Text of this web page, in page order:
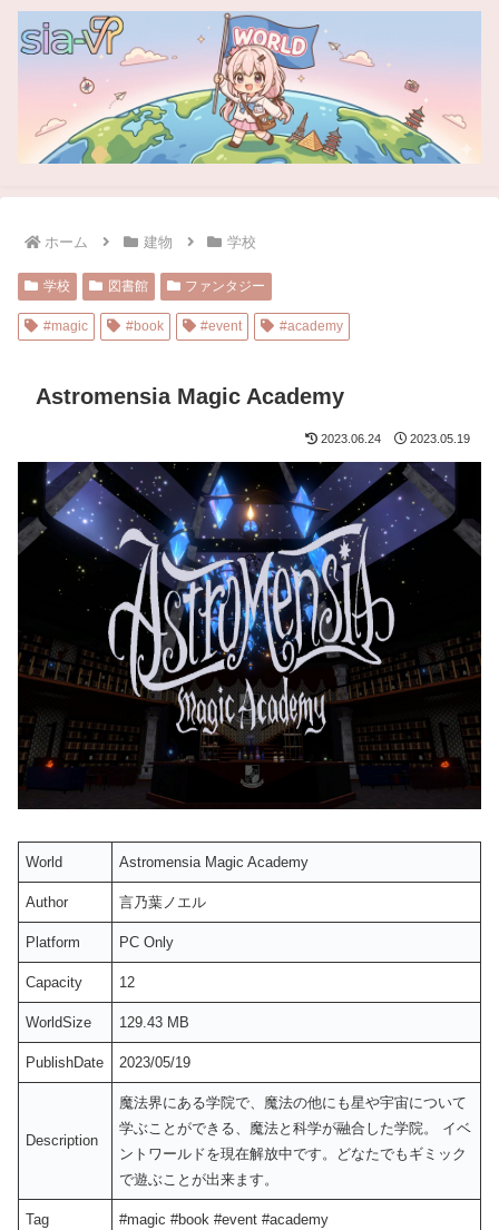
ホーム 建物 学校
学校 図書館 ファンタジー
#magic #book #event #academy
Astromensia Magic Academy
2023.06.24 2023.05.19
World Astromensia Magic Academy
Author 言乃葉ノエル
Platform PC Only
Capacity 12
WorldSize 129.43 MB
PublishDate 2023/05/19
Description
魔法界にある学院で、魔法の他にも星や宇宙について
学ぶことができる、魔法と科学が融合した学院。 イベ
ントワールドを現在解放中です。どなたでもギミック
で遊ぶことが出来ます。
Tag #magic #book #event #academy